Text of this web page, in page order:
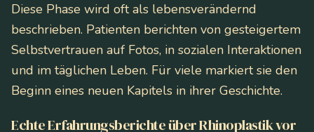
Diese Phase wird oft als lebensverändernd
beschrieben. Patienten berichten von gesteigertem
Selbstvertrauen auf Fotos, in sozialen Interaktionen
und im täglichen Leben. Für viele markiert sie den
Beginn eines neuen Kapitels in ihrer Geschichte.
Echte Erfahrungsberichte über Rhinoplastik vor